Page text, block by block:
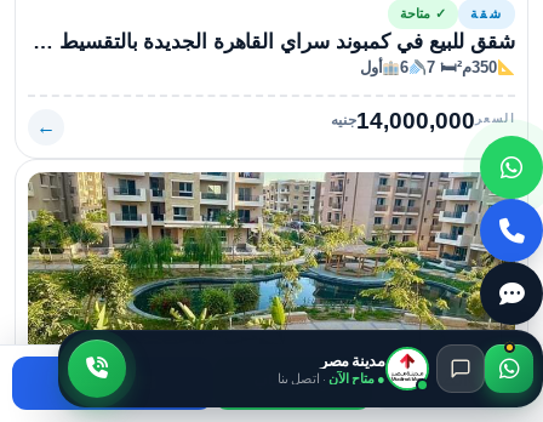
شقة ✓ متاحة
شقق للبيع في كمبوند سراي القاهرة الجديدة بالتقسيط ومقدم 0%
350م² 🛏 7
6 أول
السعر 14,000,000جنيه ←
اتصال واتساب استفسر
مدينة مصر
● متاح الآن · اتصل بنا